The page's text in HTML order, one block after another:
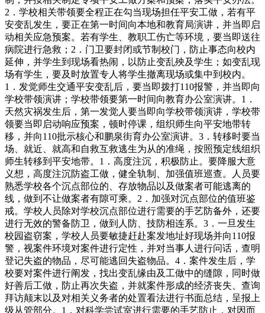
2．学校相关带领要全程正在勾当现场担任平安工做，若有平
安变乱发生，要正在第一时间向本地和教育局演讲，并当即启
动相关应急预案。若有学生、教职工伤亡等环境，要当即送往
病院进行急救；2．门卫要封闭或节制校门，防止事态向校内
延伸，并学生到现场看热闹，以防止变乱殃及学生；如变乱现
场有学生，要及时放置专人将学生撤离现场或集中到校内。
1．发觉师生交通平安变乱后，要当即拨打110报警，并当即向
学校带领演讲；学校带领要第一时间向教育办公室演讲。1．
天然灾祸发生后，第一发觉人要当即向学校带领演讲，学校带
领要当即启动响应预案，顿时停课，组织师生向平安地带转
移，并向110批示核心和鹏泉街育办公室演讲。3．转移时要当
场、就近、就高和自救互救逃生为从的准绳，按照预定线组织
师生转移到平安地带。1．高度注沉，积极防止。要降服大意
义想，高度注沉防盗工做，健全轨制、加强值班巡查。人员要
熟悉学校各个沉点部位的、存放物品以及做案者可能逃离的
线，做到不让做案者有隙可乘。2．加强对沉点部位的值班鉴
戒。学校人员除对学校沉点部位进行需要的手艺防备外，还要
进行无效的警备防卫，做到人防、技防相连系。3．一旦发生
校园盗窃案，学校人员要敏捷赶赴案发地址好现场并向110报
警，视案件环境对案件进行定性，并对当事人进行问话，查明
登记失盗的物品，尽可能逃回失盗物品。4．案件发生后，学
校要对案件进行阐发，找出变乱缘由及工做中的缝隙，同时做
好善后工做，防止再次失盗，并就案件形成的经济丧失、查询
拜访颠末以及对相关义务者的处置看法进行书面总结，呈报上
级从管部分。1．对科学尝试室进行需要的手艺防止，对因而